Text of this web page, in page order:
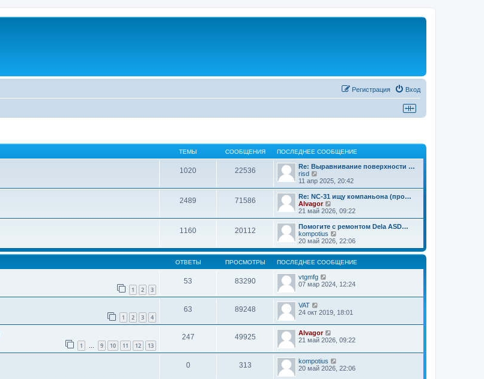
Вход
Регистрация
ТЕМЫ СООБЩЕНИЯ ПОСЛЕДНЕЕ СООБЩЕНИЕ
1020 22536
Re: Выравнивание поверхности …
risd
е
р
е
й
т
п
о
с
л
е
д
н
е
м
у
о
о
б
щ
е
и
ю
11 апр 2025, 20:42
2489 71586
Re: NC-31 ищу компаньона (про…
Alvagor
е
р
е
й
т
к
п
о
л
д
е
м
у
о
б
щ
е
21 май 2026, 09:22
1160 20112
Помогите с ремонтом Dela ASD…
kompotius
е
р
е
й
т
к
о
л
д
е
у
о
20 май 2026, 22:06
ОТВЕТЫ ПРОСМОТРЫ ПОСЛЕДНЕЕ СООБЩЕНИЕ
1 2 3
53 83290
vtgmfg
07 мар 2024, 12:24
1 2 3 4
63 89248
VAT
24 окт 2019, 18:01
1 … 9 10 11 12 13
247 49925
Alvagor
21 май 2026, 09:22
0 313
kompotius
20 май 2026, 22:06